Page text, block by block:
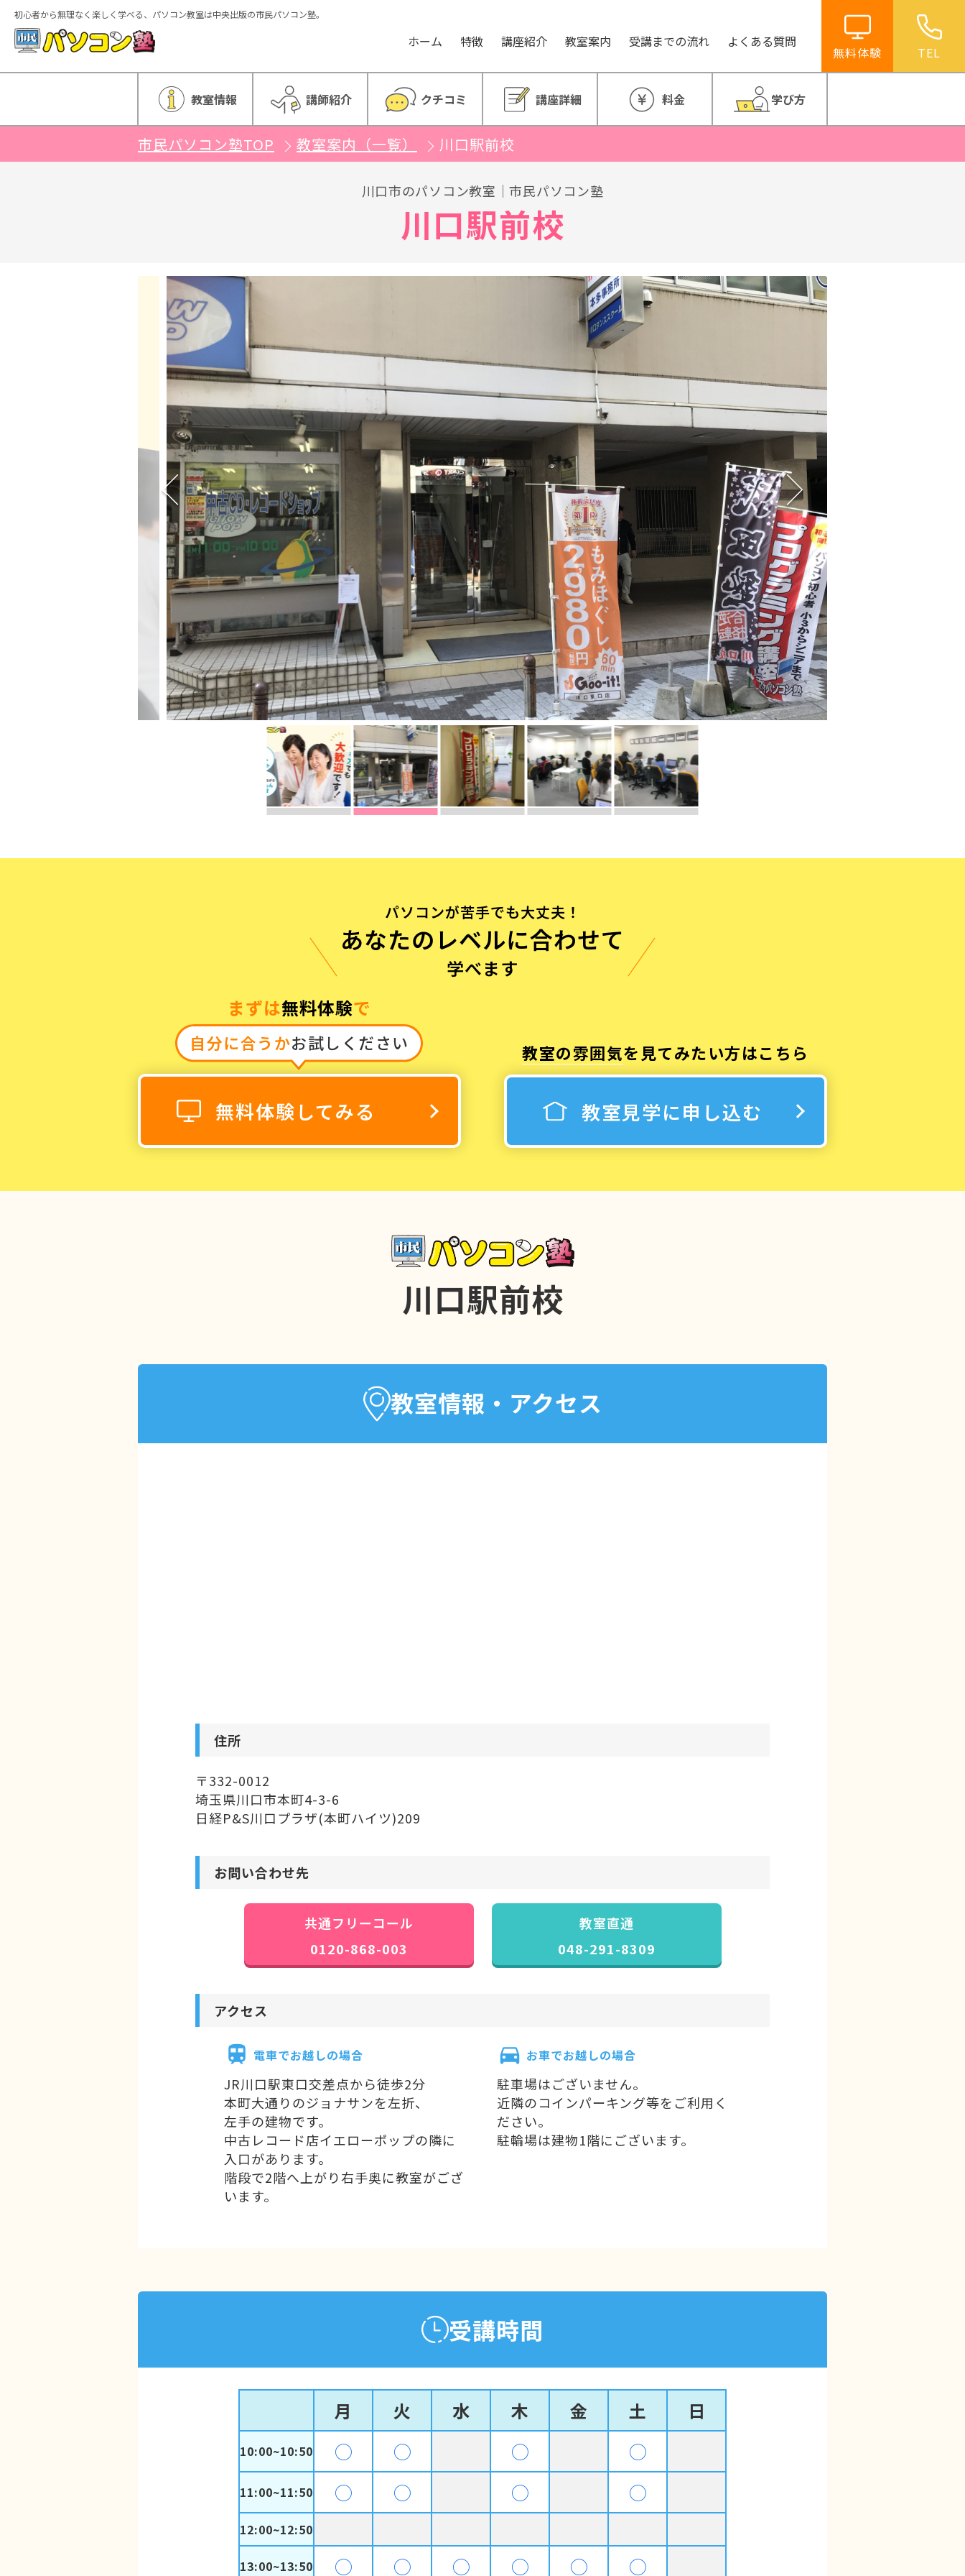
初心者から無理なく楽しく学べる、パソコン教室は中央出版の市民パソコン塾。
ホーム 特徴 講座紹介 教室案内 受講までの流れ よくある質問
無料体験 TEL
ホーム
講座紹介
教室案内
受講までの流れ
よくある質問
無料体験に申し込む
0120-868-003
受付時間／9:00〜18:00 土日祝休み
教室情報 講師紹介 クチコミ 講座詳細 料金 学び方
市民パソコン塾TOP 教室案内（一覧） 川口駅前校
川口市のパソコン教室｜市民パソコン塾
川口駅前校
パソコンが苦手でも大丈夫！
あなたのレベルに合わせて
学べます
まずは無料体験で
自分に合うかお試しください
無料体験してみる
教室の雰囲気を見てみたい方はこちら
教室見学に申し込む
川口駅前校
教室情報・アクセス
住所
〒332-0012
埼玉県川口市本町4-3-6
日経P&S川口プラザ(本町ハイツ)209
お問い合わせ先
共通フリーコール
0120-868-003
教室直通
048-291-8309
アクセス
電車でお越しの場合
JR川口駅東口交差点から徒歩2分
本町大通りのジョナサンを左折、
左手の建物です。
中古レコード店イエローポップの隣に
入口があります。
階段で2階へ上がり右手奥に教室がござ
います。
お車でお越しの場合
駐車場はございません。
近隣のコインパーキング等をご利用く
ださい。
駐輪場は建物1階にございます。
受講時間
月 火 水 木 金 土 日
10:00~10:50 ◯ ◯ ◯ ◯
11:00~11:50 ◯ ◯ ◯ ◯
12:00~12:50
13:00~13:50 ◯ ◯ ◯ ◯ ◯ ◯